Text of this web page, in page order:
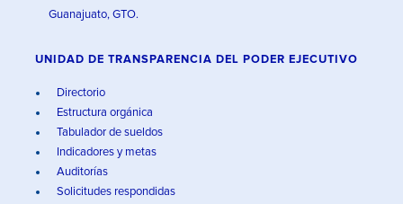
Guanajuato, GTO.
UNIDAD DE TRANSPARENCIA DEL PODER EJECUTIVO
Directorio
Estructura orgánica
Tabulador de sueldos
Indicadores y metas
Auditorías
Solicitudes respondidas